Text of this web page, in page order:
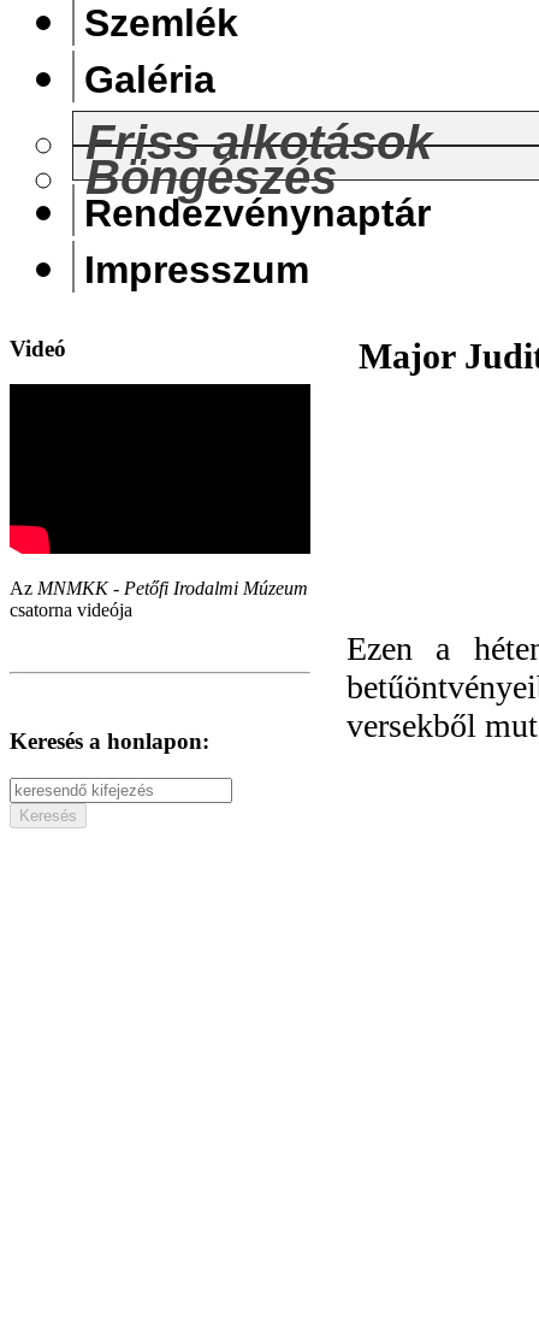
Szemlék
Galéria
Friss alkotások
Böngészés
Rendezvénynaptár
Impresszum
Videó
Az MNMKK - Petőfi Irodalmi Múzeum
csatorna videója
Keresés a honlapon:
Major
Ezen a
versekből